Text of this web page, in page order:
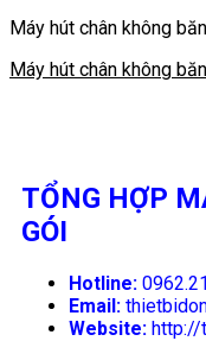
Máy hút chân không
Máy hút chân không
TỔNG HỢP
GÓI
Hotline:
Email:
Website: http://